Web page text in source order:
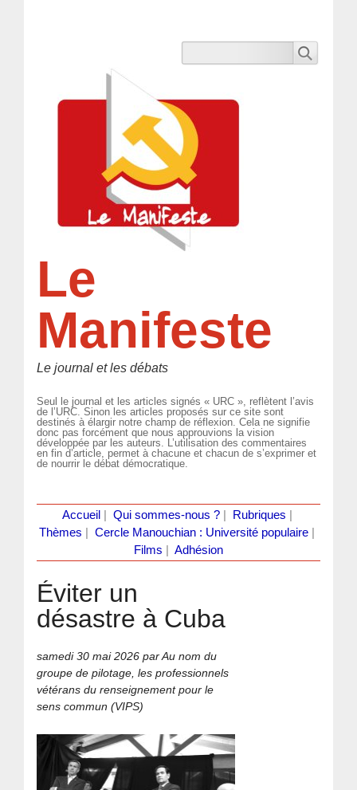
Le
Manifeste
Le journal et les débats
Seul le journal et les articles signés « URC », reflètent l’avis
de l’URC. Sinon les articles proposés sur ce site sont
destinés à élargir notre champ de réflexion. Cela ne signifie
donc pas forcément que nous approuvions la vision
développée par les auteurs. L’utilisation des commentaires
en fin d’article, permet à chacune et chacun de s’exprimer et
de nourrir le débat démocratique.
Accueil Qui sommes-nous ?| Rubriques
Thèmes
Cercle Manouchian : Université populaire
Films
Adhésion
Éviter un
désastre à Cuba
samedi 30 mai 2026 par Au nom du
groupe de pilotage, les professionnels
vétérans du renseignement pour le
sens commun (VIPS)